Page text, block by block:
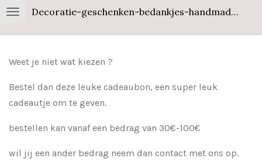
Ga
de
Decoratie-geschenken-bedankjes-handmade-wood
Weet je niet wat kiezen ?
Bestel dan deze leuke cadeaubon, een super leuk
cadeautje om te geven.
bestellen kan vanaf een bedrag van 30€-100€
wil jij een ander bedrag neem dan contact met ons op.